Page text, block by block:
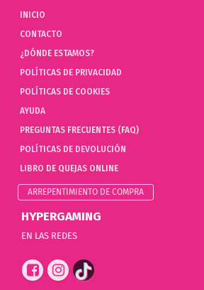
INICIO
CONTACTO
¿DÓNDE ESTAMOS?
POLÍTICAS DE PRIVACIDAD
POLÍTICAS DE COOKIES
AYUDA
PREGUNTAS FRECUENTES (FAQ)
POLÍTICAS DE DEVOLUCIÓN
LIBRO DE QUEJAS ONLINE
ARREPENTIMIENTO DE COMPRA
HYPERGAMING
EN LAS REDES